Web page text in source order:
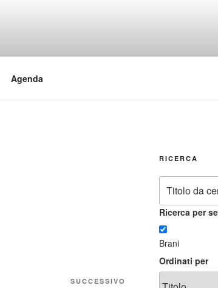
Agenda
SUCCESSIVO
RICERCA
Ricerca per
Brani
Ordinati per